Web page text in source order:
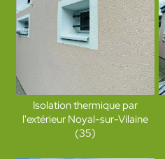
Isolation thermique par
l'extérieur Noyal-sur-Vilaine
(35)